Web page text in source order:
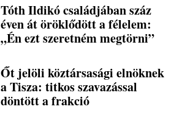
Tóth Ildikó családjában száz
éven át öröklődött a félelem:
„Én ezt szeretném megtörni”
Őt jelöli köztársasági elnöknek
a Tisza: titkos szavazással
döntött a frakció